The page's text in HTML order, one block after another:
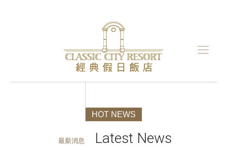
HOT NEWS
最新消息 Latest News